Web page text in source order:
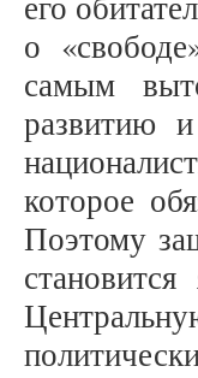
о
самым
развитию
которое
Поэтому